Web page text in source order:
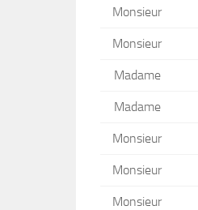
Monsieur
Monsieur
Madame
Madame
Monsieur
Monsieur
Monsieur